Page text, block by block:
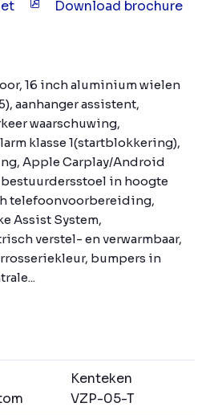
Download brochure
16 inch aluminium wielen
aanhanger assistent,
waarschuwing,
klasse 1(startblokkering),
Apple Carplay/Android
bestuurdersstoel in hoogte
telefoonvoorbereiding,
Assist System,
verstel- en verwarmbaar,
bumpers in
Kenteken
VZP-05-T